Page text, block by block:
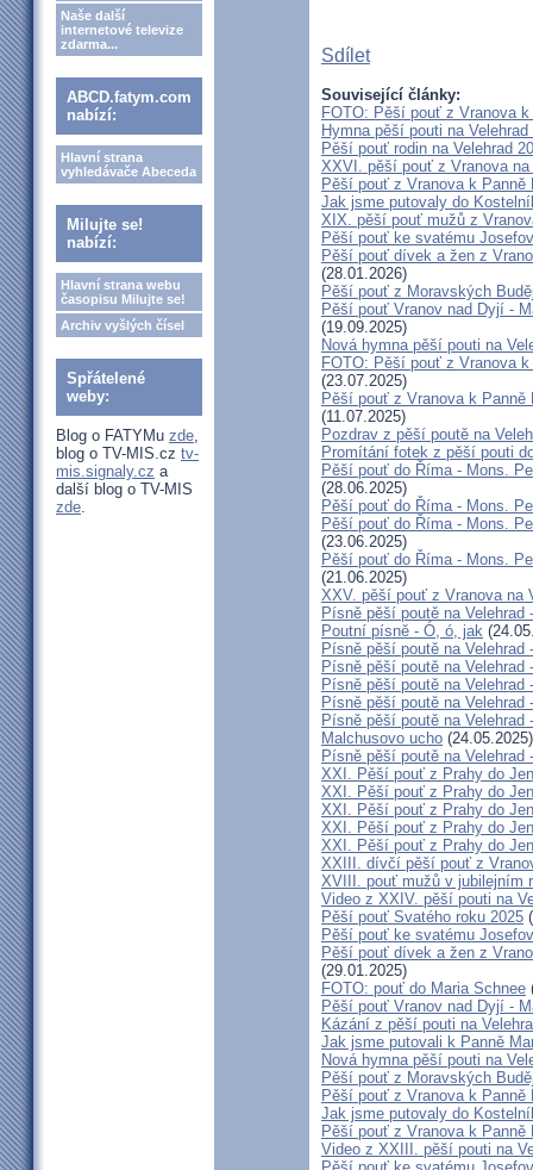
Naše další
internetové televize
zdarma...
ABCD.fatym.com
nabízí:
Hlavní strana
vyhledávače Abeceda
Milujte se!
nabízí:
Hlavní strana webu
časopisu Milujte se!
Archiv vyšlých čísel
Spřátelené
weby:
Blog o FATYMu zde,
blog o TV-MIS.cz tv-
mis.signaly.cz a
další blog o TV-MIS
zde.
Sdílet
Související články:
FOTO: Pěší pouť z Vranova
Hymna pěší pouti na
Pěší pouť rodin na Velehrad
XXVI. pěší pouť z Vranova
Pěší pouť z Vranova k Panně
Jak jsme putovaly do
XIX. pěší pouť mužů z
Pěší pouť ke svatému
Pěší pouť dívek a žen z
(28.01.2026)
Pěší pouť z Moravských
Pěší pouť Vranov nad Dyjí -
(19.09.2025)
Nová hymna pěší pouti na
FOTO: Pěší pouť z Vranova
(23.07.2025)
Pěší pouť z Vranova k
(11.07.2025)
Pozdrav z pěší poutě na
Promítání fotek z pěší pouti
Pěší pouť do Říma - Mons.
(28.06.2025)
Pěší pouť do Říma - Mons.
Pěší pouť do Říma - Mons.
(23.06.2025)
Pěší pouť do Říma - Mons.
(21.06.2025)
XXV. pěší pouť z Vranova na
Písně pěší poutě na Velehrad
Poutní písně - Ó, ó, jak
Písně pěší poutě na
Písně pěší poutě na Velehrad
Písně pěší poutě na Velehrad
Písně pěší poutě na
Písně pěší poutě na
Malchusovo ucho (24.05.2025)
Písně pěší poutě na Velehrad
XXI. Pěší pouť z Prahy do
XXI. Pěší pouť z Prahy do
XXI. Pěší pouť z Prahy do
XXI. Pěší pouť z Prahy do
XXI. Pěší pouť z Prahy do
XXIII. dívčí pěší pouť z
XVIII. pouť mužů v jubilejním
Video z XXIV. pěší pouti na
Pěší pouť Svatého roku 2025
Pěší pouť ke svatému
Pěší pouť dívek a žen z
(29.01.2025)
FOTO: pouť do Maria Schnee
Pěší pouť Vranov nad Dyjí -
Kázání z pěší pouti na
Jak jsme putovali k Panně
Nová hymna pěší pouti na
Pěší pouť z Moravských
Pěší pouť z Vranova k Panně
Jak jsme putovaly do
Pěší pouť z Vranova k Panně
Video z XXIII. pěší pouti na